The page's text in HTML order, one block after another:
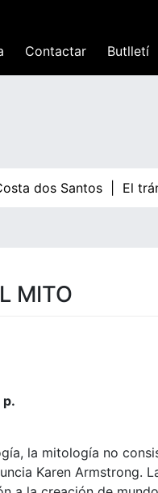
Contactar Butlletí
dos Santos | El
MITO
p.
la mitología no
Karen Armstrong.